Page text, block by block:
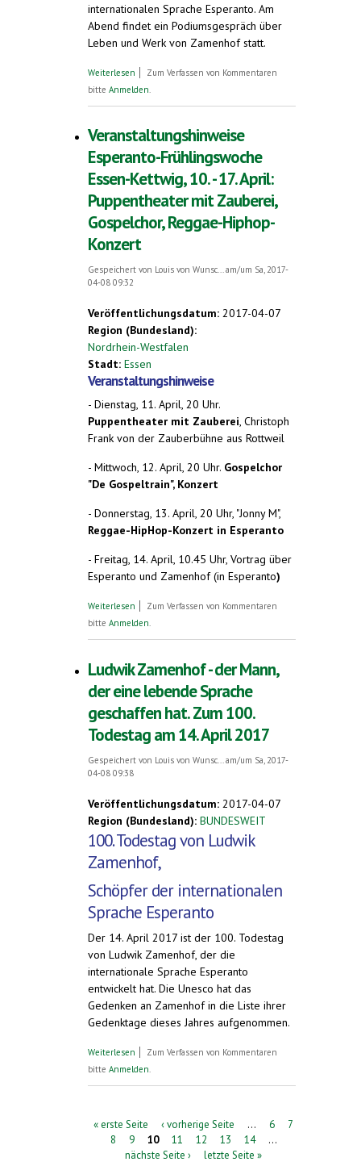
internationalen Sprache Esperanto. Am
Abend findet ein Podiumsgespräch über
Leben und Werk von Zamenhof statt.
Weiterlesen über "Aus dem Leben einer vermeintlich
Zamenhof und Esperanto sowie
Podiumsgespräch
Zum Verfassen von Kommentaren
bitte Anmelden
Veranstaltungshinweise
Esperanto-Frühlingswoche
Essen-Kettwig, 10. - 17. April:
Puppentheater mit Zauberei,
Gospelchor, Reggae-Hiphop-
Konzert
Gespeichert von Louis von Wunsc...am/um Sa, 2017-
04-08 09:32
Veröffentlichungsdatum: 2017-04-07
Region (Bundesland):
Nordrhein-Westfalen
Stadt: Essen
Veranstaltungshinweise
- Dienstag, 11. April, 20 Uhr.
Puppentheater mit Zauberei, Christoph
Frank von der Zauberbühne aus Rottweil
- Mittwoch, 12. April, 20 Uhr. Gospelchor
"De Gospeltrain", Konzert
- Donnerstag, 13. April, 20 Uhr, "Jonny M",
Reggae-HipHop-Konzert in Esperanto
- Freitag, 14. April, 10.45 Uhr, Vortrag über
Esperanto und Zamenhof (in Esperanto)
Weiterlesen über Veranstaltungshinweise Esperanto-
April: Puppentheater mit Zauberei,
Gospelchor, Reggae-Hiphop-Konzert
Zum Verfassen von Kommentaren
bitte Anmelden.
Ludwik Zamenhof - der Mann,
der eine lebende Sprache
geschaffen hat. Zum 100.
Todestag am 14. April 2017
Gespeichert von Louis von Wunsc...am/um Sa, 2017-
04-08 09:38
Veröffentlichungsdatum: 2017-04-07
Region (Bundesland): BUNDESWEIT
100. Todestag von Ludwik
Zamenhof,
Schöpfer der internationalen
Sprache Esperanto
Der 14. April 2017 ist der 100. Todestag
von Ludwik Zamenhof, der die
internationale Sprache Esperanto
entwickelt hat. Die Unesco hat das
Gedenken an Zamenhof in die Liste ihrer
Gedenktage dieses Jahres aufgenommen.
Weiterlesen über Ludwik Zamenhof - der Mann, der
Zum 100. Todestag am 14. April 2017
Zum Verfassen von Kommentaren
bitte Anmelden.
Seiten« erste Seite ‹ vorherige Seite … 6
7
8
9 10 11 12 13 14
…
nächste Seite ›
letzte Seite »